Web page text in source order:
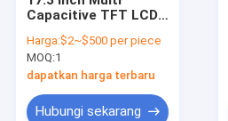
Capacitive TFT LCD
Industrial Dengan
Antarmuka USB
Harga:$2~$500 per piece
MOQ:1
dapatkan harga terbaru
Hubungi sekarang